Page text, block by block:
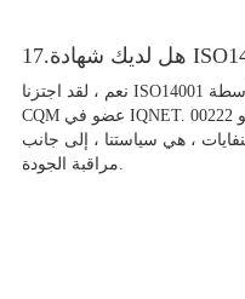
نعم ، لقد اجتزنا ISO14001 في أغسطس 2022 ، التدقيق بواسطة CQM ،
CQM عضو في IQNET. رقم الشهادة هو 00222E33031R0S ， الحد من
، هي سياستنا ، إلى جانب
مراقبة الجودة.